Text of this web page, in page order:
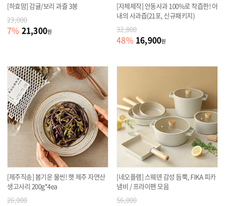
[하효맘] 감귤/보리 과즐 3봉
23,000
7% 21,300원
[자체제작] 안동사과 100%로 착즙한! 아
내의 사과즙(21포, 신규패키지)
32,800
48% 16,900원
[제주직송] 봄기운 물씬! 햇 제주 자연산
생고사리 200g*4ea
26,000
[네오플램] 스웨덴 감성 듬뿍, FIKA 피카
냄비 / 프라이팬 모음
56,000